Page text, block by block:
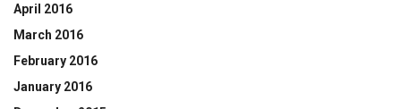
April 2016
March 2016
February 2016
January 2016